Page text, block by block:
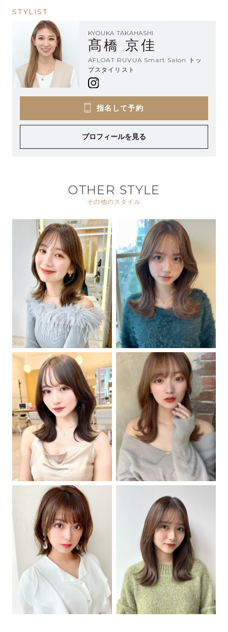
STYLIST
KYOUKA TAKAHASHI
髙橋 京佳
AFLOAT RUVUA Smart Salon トッ
プスタイリスト
指名して予約
プロフィールを見る
OTHER STYLE
その他のスタイル